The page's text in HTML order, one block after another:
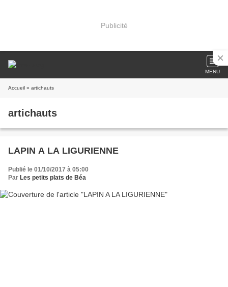
Publicité
MENU
Accueil » artichauts
artichauts
LAPIN A LA LIGURIENNE
Publié le 01/10/2017 à 05:00
Par Les petits plats de Béa